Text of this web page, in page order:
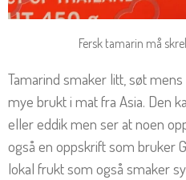
Fersk tamarin må
Tamarind smaker litt, søt
mye brukt i mat fra Asia. Den
eller eddik men ser at noen
også en oppskrift som bruker G
lokal frukt som også smaker